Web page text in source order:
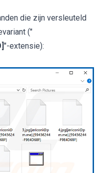
die zijn versleuteld
("
"-extensie):